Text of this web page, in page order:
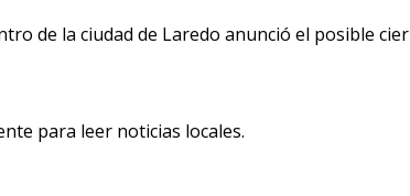
de la ciudad de Laredo anunció el posible
para leer noticias locales.